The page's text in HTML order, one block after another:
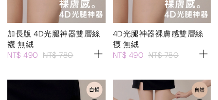
加長版 4D光腿神器雙層絲
襪 無絨
NT$ 490 NT$ 780
4D光腿神器裸膚感雙層絲
襪 無絨
NT$ 490 NT$ 780